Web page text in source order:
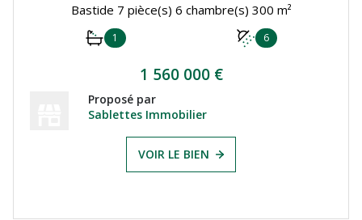
Bastide 7 pièce(s) 6 chambre(s) 300 m²
1 6
1 560 000 €
Proposé par
Sablettes Immobilier
VOIR LE BIEN